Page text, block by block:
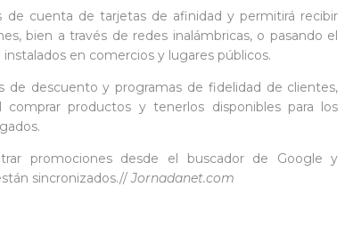
de cuenta de tarjetas de afinidad y permitirá recibir
bien a través de redes inalámbricas, o pasando el
en comercios y lugares públicos.
de descuento y programas de fidelidad de clientes,
productos y tenerlos disponibles para los
promociones desde el buscador de Google y
sincronizados.//Jornadanet.com